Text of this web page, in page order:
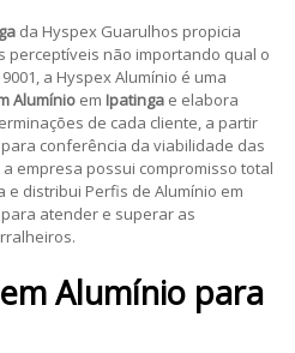
da Hyspex Guarulhos propicia
perceptíveis não importando qual o
a Hyspex Alumínio é uma
Alumínio em Ipatinga e elabora
de cada cliente, a partir
conferência da viabilidade das
empresa possui compromisso total
e distribui Perfis de Alumínio em
atender e superar as
Alumínio para